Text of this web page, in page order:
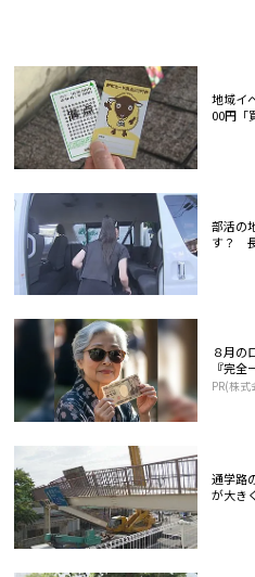
地域イ
00円「
部活の
す？
８月の
『完
PR(株式
通学路
が大き